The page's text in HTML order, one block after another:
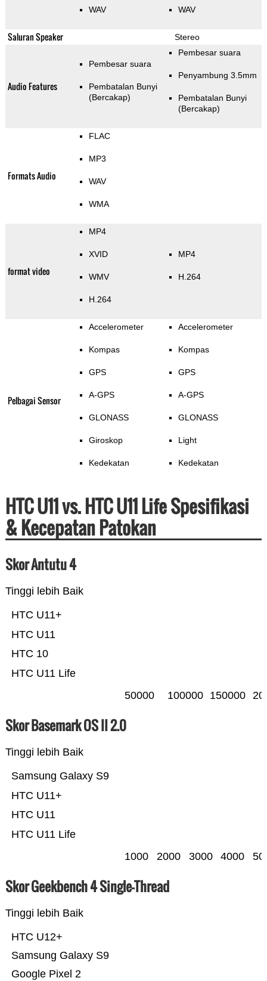
WAV WAV
Saluran Speaker Stereo
Audio Features
Pembesar suara
Pembatalan Bunyi
(Bercakap)
Pembesar suara
Penyambung 3.5mm
Pembatalan Bunyi
(Bercakap)
Formats Audio
FLAC
MP3
WAV
WMA
format video
MP4
XVID
WMV
H.264
MP4
H.264
Pelbagai Sensor
Accelerometer
Kompas
GPS
A-GPS
GLONASS
Giroskop
Kedekatan
Accelerometer
Kompas
GPS
A-GPS
GLONASS
Light
Kedekatan
HTC U11 vs. HTC U11 Life Spesifikasi
& Kecepatan Patokan
Skor Antutu 4
Tinggi lebih Baik
HTC U11 Life
HTC 10
HTC U11
HTC U11+
50000 100000 150000
Skor Basemark OS II 2.0
Tinggi lebih Baik
HTC U11 Life
HTC U11
HTC U11+
Samsung Galaxy S9
1000 2000 3000 4000
Skor Geekbench 4 Single-Thread
Tinggi lebih Baik
Google Pixel 2
Samsung Galaxy S9
HTC U12+